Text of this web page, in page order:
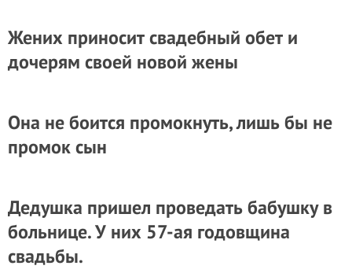
Жених приносит свадебный обет и
дочерям своей новой жены
Она не боится промокнуть, лишь бы не
промок сын
Дедушка пришел проведать бабушку в
больнице. У них 57-ая годовщина
свадьбы.